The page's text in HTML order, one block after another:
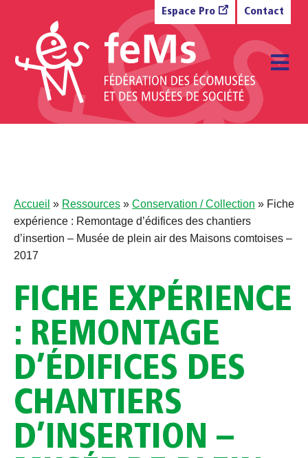
Espace Pro Contact
Accueil » Ressources » Conservation / Collection » Fiche
expérience : Remontage d’édifices des chantiers
d’insertion – Musée de plein air des Maisons comtoises –
2017
FICHE EXPÉRIENCE
: REMONTAGE
D’ÉDIFICES DES
CHANTIERS
D’INSERTION –